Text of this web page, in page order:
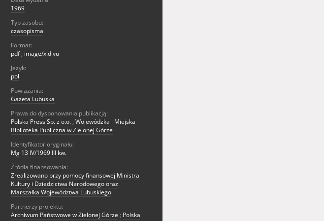
1969
Typ zasobu:
czasopisma
Format:
pdf ; image/x.djvu
Jezyk:
pol
Powiązania:
Gazeta Lubuska
Prawa do dysponowania publikacją:
Polska Press Sp. z o.o. ; Wojewódzka i Miejska
Biblioteka Publiczna w Zielonej Górze
Identyfikator oryginału:
Mg 13 IV/1969 III kw.
Źródła finansowania:
Zrealizowano przy pomocy finansowej Ministra
Kultury i Dziedzictwa Narodowego oraz
Marszałka Województwa Lubuskiego
Partnerzy projektu:
Archiwum Państwowe w Zielonej Górze ; Polska